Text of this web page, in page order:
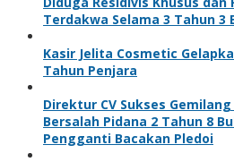
Terdakwa Selama 3 Tahun 3
Kasir Jelita Cosmetic
Tahun Penjara
Direktur CV Sukses
Bersalah Pidana 2 Tahun 8
Pengganti Bacakan Pledoi